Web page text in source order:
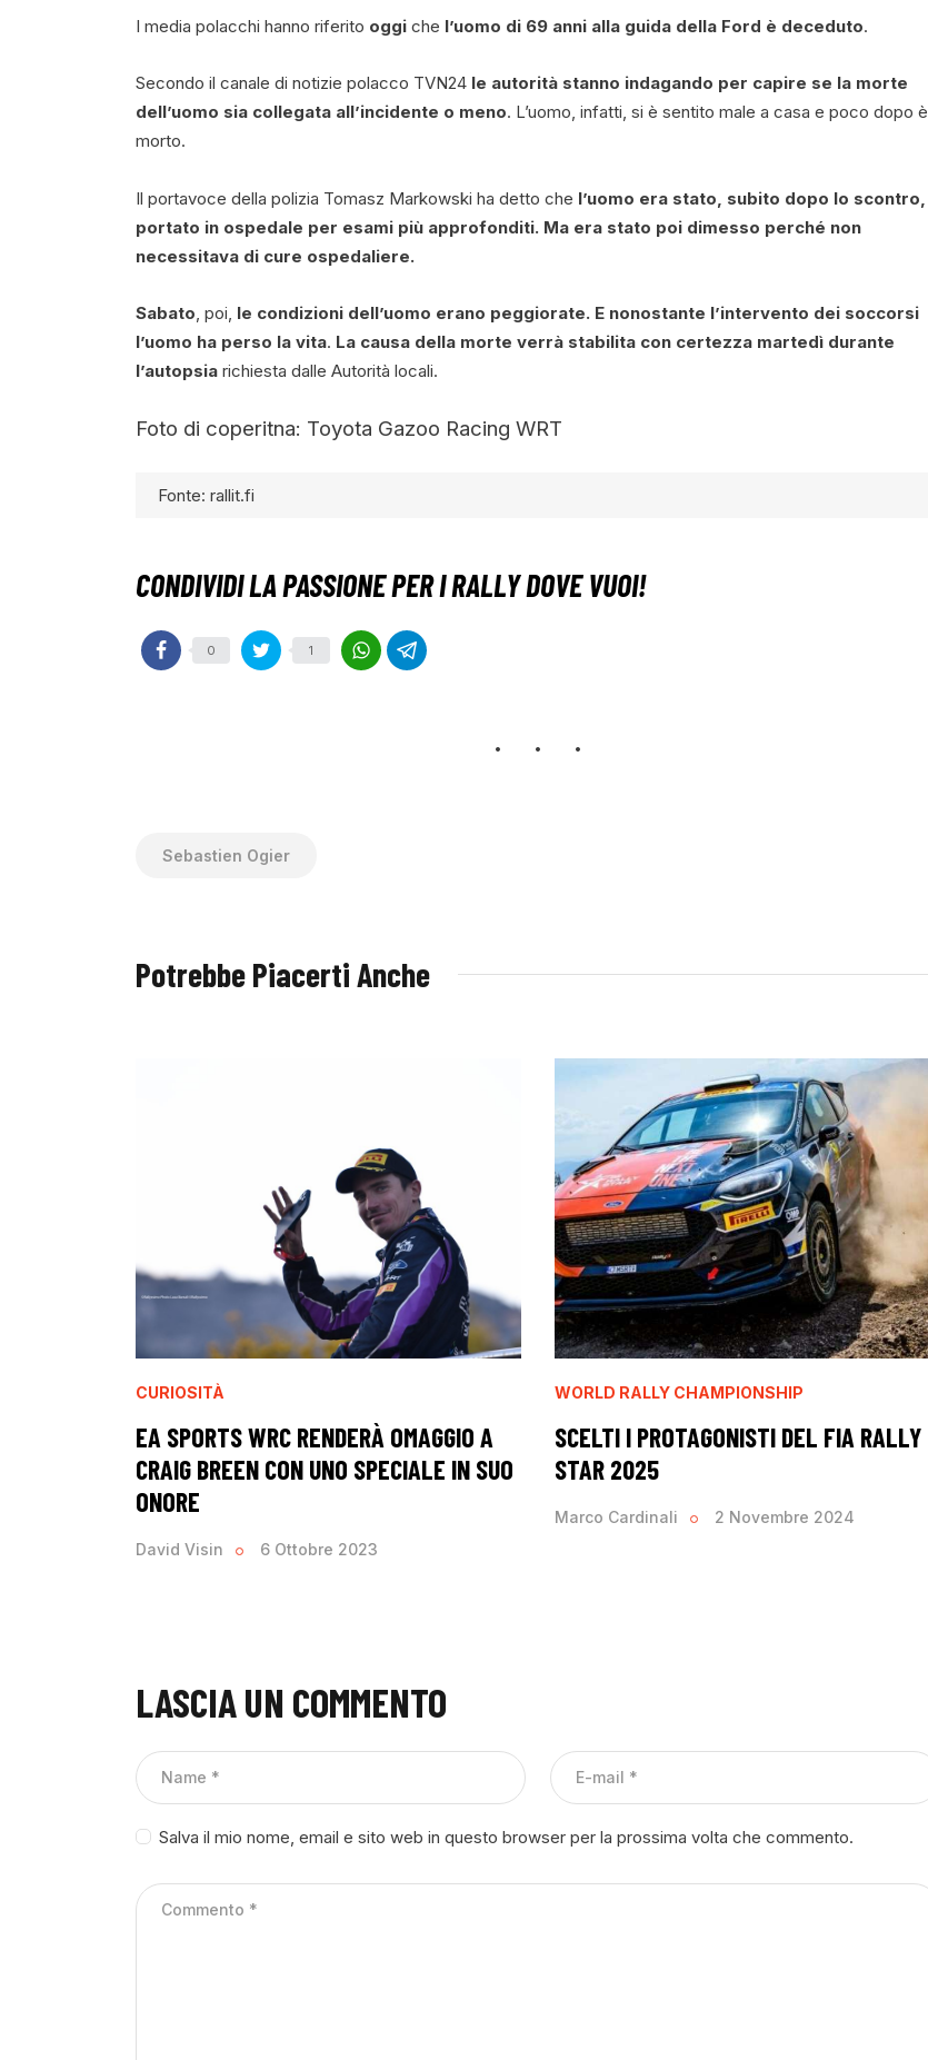
I media polacchi hanno riferito oggi che l’uomo di 69 anni alla guida della Ford è deceduto.
Secondo il canale di notizie polacco TVN24 le autorità stanno indagando per capire se la morte
dell’uomo sia collegata all’incidente o meno. L’uomo, infatti, si è sentito male a casa e poco dopo è
morto.
Il portavoce della polizia Tomasz Markowski ha detto che l’uomo era stato, subito dopo lo scontro,
portato in ospedale per esami più approfonditi. Ma era stato poi dimesso perché non
necessitava di cure ospedaliere.
Sabato, poi, le condizioni dell’uomo erano peggiorate. E nonostante l’intervento dei soccorsi
l’uomo ha perso la vita. La causa della morte verrà stabilita con certezza martedì durante
l’autopsia richiesta dalle Autorità locali.
Foto di coperitna: Toyota Gazoo Racing WRT
Fonte: rallit.fi
0 1
Sebastien Ogier
Potrebbe Piacerti Anche
CURIOSITÀ
EA SPORTS WRC RENDERÀ OMAGGIO A
CRAIG BREEN CON UNO SPECIALE IN SUO
ONORE
David Visin 6 Ottobre 2023
WORLD RALLY CHAMPIONSHIP
SCELTI I PROTAGONISTI DEL FIA RALLY
STAR 2025
Marco Cardinali 2 Novembre 2024
LASCIA UN COMMENTO
Salva il mio nome, email e sito web in questo browser per la prossima volta che commento.